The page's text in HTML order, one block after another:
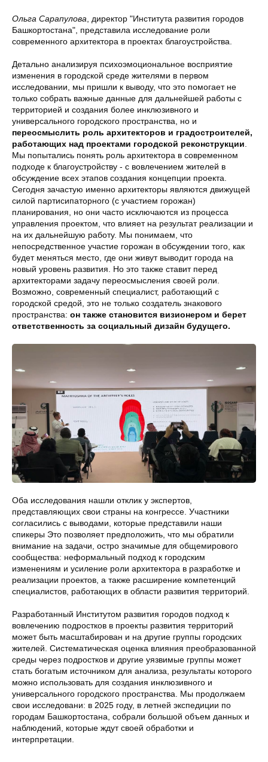
Ольга Сарапулова , директор "Института развития городов
Башкортостана", представила исследование роли
современного архитектора в проектах благоустройства.
Детально анализируя психоэмоциональное восприятие
изменения в городской среде жителями в первом
исследовании, мы пришли к выводу, что это помогает не
только собрать важные данные для дальнейшей работы с
территорией и создания более инклюзивного и
универсального городского пространства, но и
переосмыслить роль архитекторов и градостроителей,
работающих над проектами городской реконструкции
Мы попытались понять роль архитектора в современном
подходе к благоустройству - с вовлечением жителей в
обсуждение всех этапов создания концепции проекта.
Сегодня зачастую именно архитекторы являются движущей
силой партисипаторного (с участием горожан)
планирования, но они часто исключаются из процесса
управления проектом, что влияет на результат реализации и
на их дальнейшую работу. Мы понимаем, что
непосредственное участие горожан в обсуждении того, как
будет меняться место, где они живут выводит города на
новый уровень развития. Но это также ставит перед
архитекторами задачу переосмысления своей роли.
Возможно, современный специалист, работающий с
городской средой, это не только создатель знакового
пространства: он также становится визионером и берет
ответственность за социальный дизайн будущего.
Оба исследования нашли отклик у экспертов,
представляющих свои страны на конгрессе. Участники
согласились с выводами, которые представили наши
спикеры Это позволяет предположить, что мы обратили
внимание на задачи, остро значимые для общемирового
сообщества: неформальный подход к городским
изменениям и усиление роли архитектора в разработке и
реализации проектов, а также расширение компетенций
специалистов, работающих в области развития территорий.
Разработанный Институтом развития городов подход к
вовлечению подростков в проекты развития территорий
может быть масштабирован и на другие группы городских
жителей. Систематическая оценка влияния преобразованной
среды через подростков и другие уязвимые группы может
стать богатым источником для анализа, результаты которого
можно использовать для создания инклюзивного и
универсального городского пространства. Мы продолжаем
свои исследовани: в 2025 году, в летней экспедиции по
городам Башкортостана, собрали большой объем данных и
наблюдений, которые ждут своей обработки и
интерпретации.